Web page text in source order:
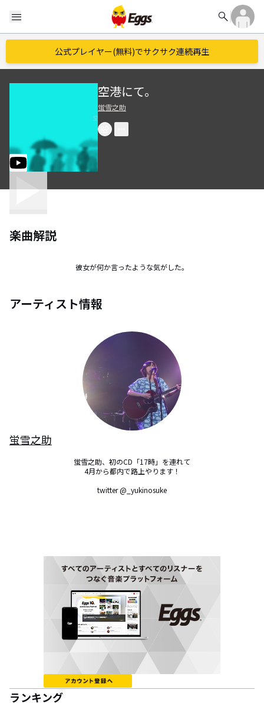
menu search
公式プレイヤー(無料)でサクサク連続再生
空港にて。
蛍雪之助
楽曲解説
彼女が何か言ったような気がした。
アーティスト情報
蛍雪之助
蛍雪之助、初のCD「17時」を連れて
4月から都内で路上やります！
twitter @_yukinosuke
ランキング